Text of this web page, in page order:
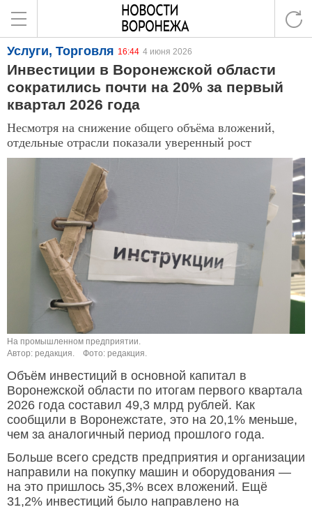
Услуги, Торговля 16:44 4 июня 2026
Инвестиции в Воронежской области
сократились почти на 20% за первый
квартал 2026 года
Несмотря на снижение общего объёма вложений,
отдельные отрасли показали уверенный рост
На промышленном предприятии.
Автор: редакция.
Фото: редакция.
Объём инвестиций в основной капитал в
Воронежской области по итогам первого квартала
2026 года составил 49,3 млрд рублей. Как
сообщили в Воронежстате, это на 20,1% меньше,
чем за аналогичный период прошлого года.
Больше всего средств предприятия и организации
направили на покупку машин и оборудования —
на это пришлось 35,3% всех вложений. Ещё
31,2% инвестиций было направлено на